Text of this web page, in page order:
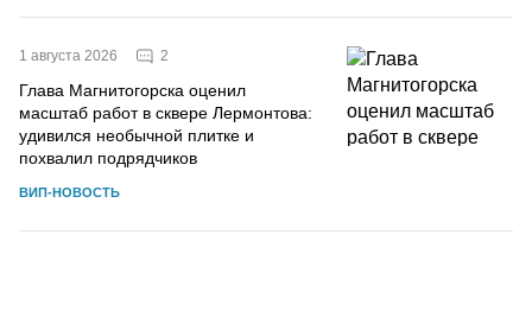
1 августа 2026 2
Глава Магнитогорска оценил
масштаб работ в сквере Лермонтова:
удивился необычной плитке и
похвалил подрядчиков
ВИП-НОВОСТЬ